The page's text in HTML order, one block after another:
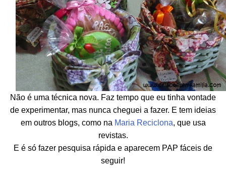
Não é uma técnica nova. Faz tempo que eu tinha vontade
de experimentar, mas nunca cheguei a fazer. E tem ideias
em outros blogs, como na Maria Reciclona, que usa
revistas.
E é só fazer pesquisa rápida e aparecem PAP fáceis de
seguir!